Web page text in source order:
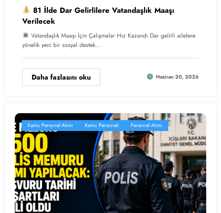
81 İlde Dar Gelirlilere Vatandaşlık Maaşı
Verilecek
Vatandaşlık Maaşı İçin Çalışmalar Hız Kazandı Dar gelirli ailelere
yönelik yeni bir sosyal destek…
Daha fazlasını oku Haziran 20, 2026
Kamu Personel Alımı Kamu Personeli Personel Alımı